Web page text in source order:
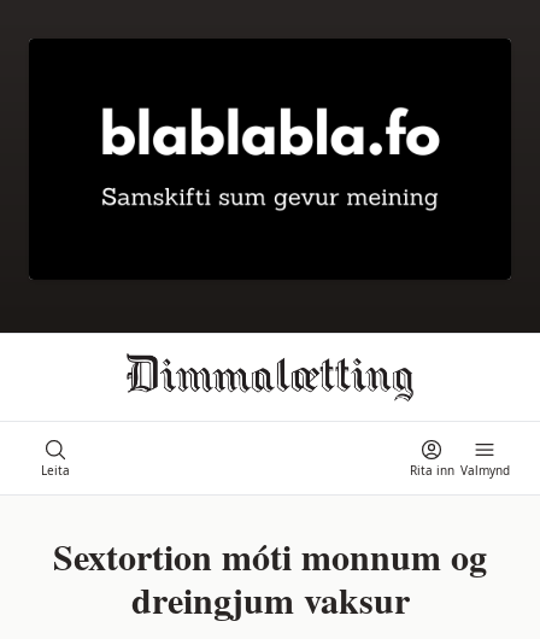
Leita Valmynd
Rita inn
Sextortion móti monnum og
dreingjum vaksur